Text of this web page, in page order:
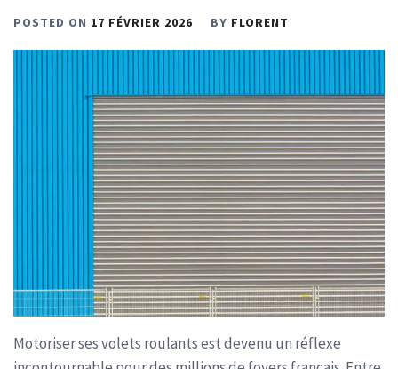
POSTED ON 17 FÉVRIER 2026 BY FLORENT
Motoriser ses volets roulants est devenu un réflexe